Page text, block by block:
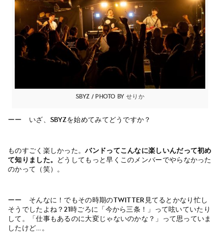
SBYZ / photo by せりか
ーー いざ、SBYZを始めてみてどうですか？
ものすごく楽しかった。バンドってこんなに楽しいんだって初め
て知りました。
どうしてもっと早くこのメンバーでやらなかった
のかって（笑）。
ーー そんなに！でもその時期のTwitter見てるとかなり忙し
そうでしたよね？21時ごろに「今から三条！」って呟いていたり
して。「仕事もあるのに大変じゃないのかな？」って思っていま
したけど…。